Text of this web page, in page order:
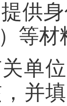
供
等材
关单
并